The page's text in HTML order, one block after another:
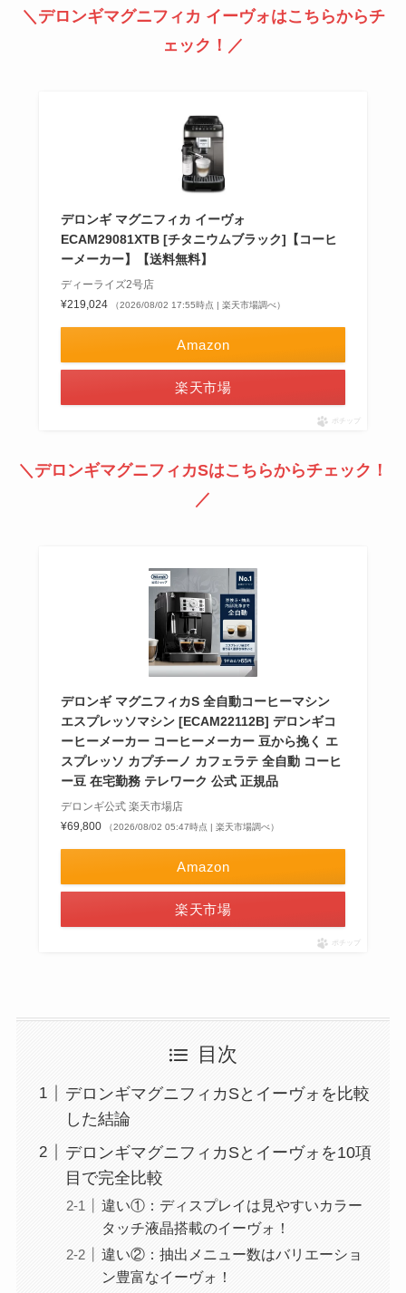
＼デロンギマグニフィカ イーヴォはこちらからチ
ェック！／
デロンギ マグニフィカ イーヴォ
ECAM29081XTB [チタニウムブラック]【コーヒ
ーメーカー】【送料無料】
ディーライズ2号店
¥219,024
（2026/08/02 17:55時点 | 楽天市場調べ）
Amazon
楽天市場
ポチップ
＼デロンギマグニフィカSはこちらからチェック！
／
デロンギ マグニフィカS 全自動コーヒーマシン
エスプレッソマシン [ECAM22112B] デロンギコ
ーヒーメーカー コーヒーメーカー 豆から挽く エ
スプレッソ カプチーノ カフェラテ 全自動 コーヒ
ー豆 在宅勤務 テレワーク 公式 正規品
デロンギ公式 楽天市場店
¥69,800
（2026/08/02 05:47時点 | 楽天市場調べ）
Amazon
楽天市場
ポチップ
目次
デロンギマグニフィカSとイーヴォを比較
した結論
デロンギマグニフィカSとイーヴォを10項
目で完全比較
違い①：ディスプレイは見やすいカラー
タッチ液晶搭載のイーヴォ！
違い②：抽出メニュー数はバリエーショ
ン豊富なイーヴォ！